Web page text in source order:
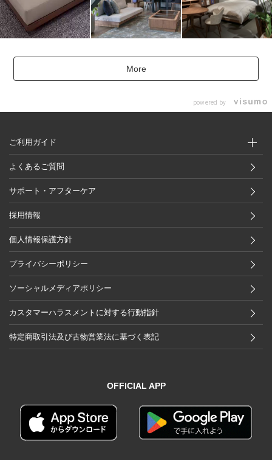
More
powered by
ご利用ガイド
よくあるご質問
サポート・アフターケア
採用情報
個人情報保護方針
プライバシーポリシー
ソーシャルメディアポリシー
カスタマーハラスメントに対する行動指針
特定商取引法及び古物営業法に基づく表記
OFFICIAL APP